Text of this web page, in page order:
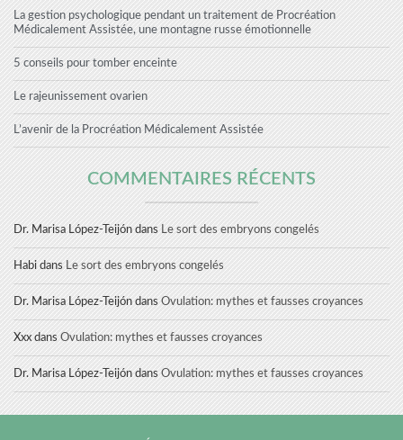
La gestion psychologique pendant un traitement de Procréation
Médicalement Assistée, une montagne russe émotionnelle
5 conseils pour tomber enceinte
Le rajeunissement ovarien
L’avenir de la Procréation Médicalement Assistée
COMMENTAIRES RÉCENTS
Dr. Marisa López-Teijón dans Le sort des embryons congelés
Habidans Le sort des embryons congelés
Dr. Marisa López-Teijón dans Ovulation: mythes et fausses croyances
XxxdansOvulation: mythes et fausses croyances
Dr. Marisa López-Teijón dans Ovulation: mythes et fausses croyances